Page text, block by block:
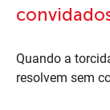
Quando a
resolvem sem